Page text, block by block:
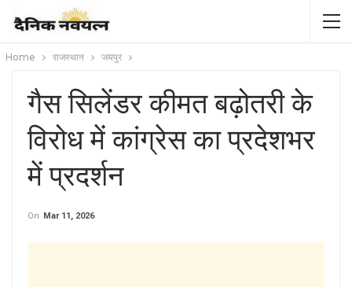
Home राजस्थान जयपुर
गैस सिलेंडर कीमत बढ़ोतरी के
विरोध में कांग्रेस का प्रदेशभर
में प्रदर्शन
On Mar 11, 2026